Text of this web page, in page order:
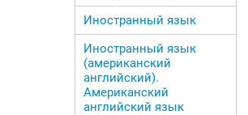
Иностранный язык
Иностранный язык
(американский
английский).
Американский
английский язык